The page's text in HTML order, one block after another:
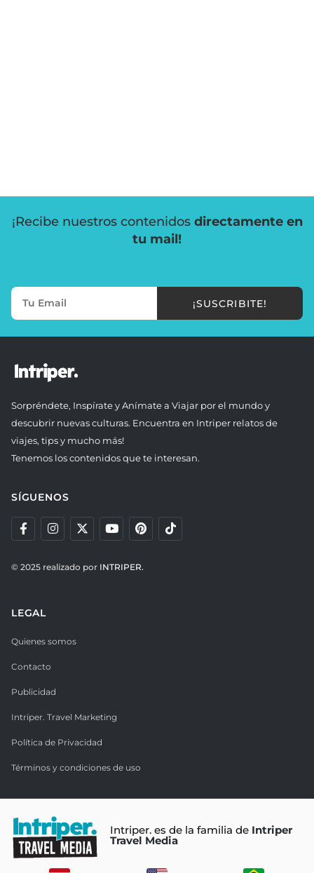
¡Recibe nuestros contenidos directamente en
tu mail!
¡SUSCRIBITE!
Sorpréndete, Inspírate y Anímate a Viajar por el mundo y
descubrir nuevas culturas. Encuentra en Intriper relatos de
viajes, tips y mucho más!
Tenemos los contenidos que te interesan.
SÍGUENOS
© 2025 realizado por INTRIPER.
LEGAL
Quienes somos
Contacto
Publicidad
Intriper. Travel Marketing
Política de Privacidad
Términos y condiciones de uso
Intriper. es de la familia de Intriper
Travel Media